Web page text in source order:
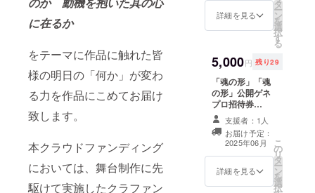
に在るか
をテーマに作品に触れた皆
様の明日の「何か」が変わ
る力を作品にこめてお届け
致します。
本クラウドファンディング
においては、舞台制作に先
駆けて実施したクラファン
ロール
にて支
ンドル
ネーム
等可）
を記載
させて
頂きま
す。 ※
備考欄
にご記
載くだ
さい。
てお送り致しま
す。 ※舞台公演
たい方はご観劇
後の開封をお勧
め致します。 ②
公演エンドロー
ルにて支援者様
のお名前（ハン
ドルネーム等
可）を記載させ
て頂きます。 ※
ください。掲載
を希望されない
詳細を見る
タ
ー
ン
を
選
択
す
る
5,000円 残り29
「魂の形」「魂
の形」公開ゲネ
プロ招待券
①7/30(水)13:00
アトリエファン
ファーレ東新宿
にて行われる、
Bチーム公開ゲ
ネプロへご招待
支援者：1人
お届け予定：
2025年06月
詳細を見る
こ
の
リ
タ
ー
ン
を
選
択